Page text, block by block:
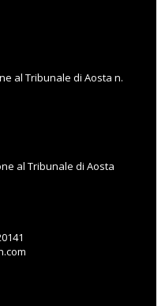
al Tribunale di Aosta n.
al Tribunale di Aosta